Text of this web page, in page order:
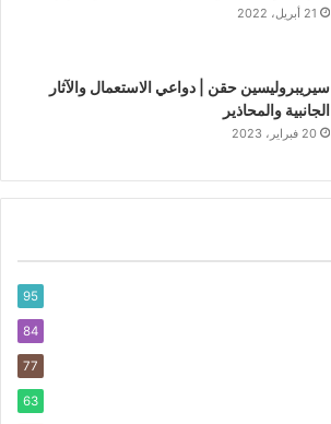
21 أبريل، 2022
سيريبروليسين حقن | دواعي الاستعمال والآثار
الجانبية والمحاذير
20 فبراير، 2023
95
84
77
63